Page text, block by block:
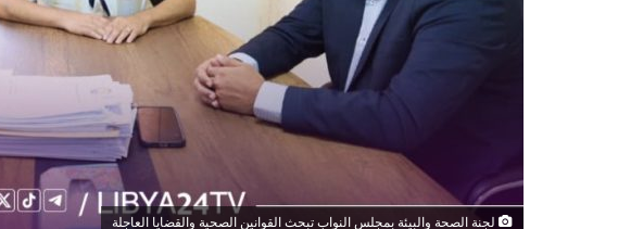
لجنة الصحة والبيئة بمجلس النواب تبحث القوانين الصحية والقضايا العاجلة